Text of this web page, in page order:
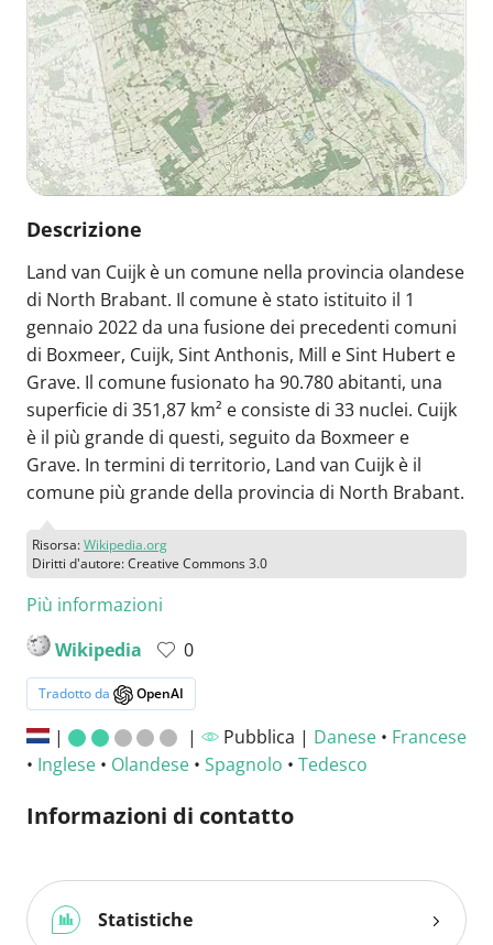
Descrizione
Land van Cuijk è un comune nella provincia olandese
di North Brabant. Il comune è stato istituito il 1
gennaio 2022 da una fusione dei precedenti comuni
di Boxmeer, Cuijk, Sint Anthonis, Mill e Sint Hubert e
Grave. Il comune fusionato ha 90.780 abitanti, una
superficie di 351,87 km² e consiste di 33 nuclei. Cuijk
è il più grande di questi, seguito da Boxmeer e
Grave. In termini di territorio, Land van Cuijk è il
comune più grande della provincia di North Brabant.
Risorsa:Wikipedia.org
Diritti d'autore: Creative Commons 3.0
Più informazioni
Wikipedia
0
Tradotto da OpenAI
| | Pubblica | Danese• Francese
• Inglese • Olandese • Spagnolo • Tedesco
Informazioni di contatto
Statistiche